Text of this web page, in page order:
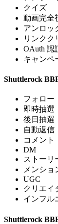
クイズ
動画完全
アンロッ
リンクク
OAuth 認
キャンペ
Shuttlerock
フォロー
即時抽選
後日抽選
自動返信
コメント
DM
ストーリ
メンショ
UGC
クリエイ
インフル
Shuttlerock